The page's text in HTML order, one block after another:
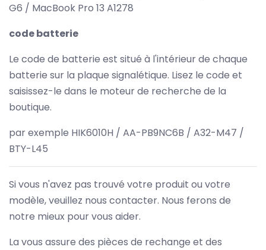
G6 / MacBook Pro 13 A1278
code batterie
Le code de batterie est situé à l'intérieur de chaque
batterie sur la plaque signalétique. Lisez le code et
saisissez-le dans le moteur de recherche de la
boutique.
par exemple HIK6010H / AA-PB9NC6B / A32-M47 /
BTY-L45
Si vous n'avez pas trouvé votre produit ou votre
modèle, veuillez nous contacter. Nous ferons de
notre mieux pour vous aider.
La vous assure des pièces de rechange et des